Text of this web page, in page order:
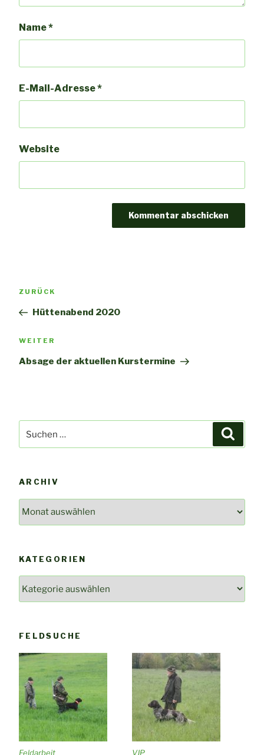
Name*
E-Mail-Adresse*
Website
Vorheriger
ZURÜCK
Hüttenabend 2020
Nächster
WEITER
Absage der aktuellen Kurstermine
nach:
ARCHIV
KATEGORIEN
FELDSUCHE
Feldarbeit VJP